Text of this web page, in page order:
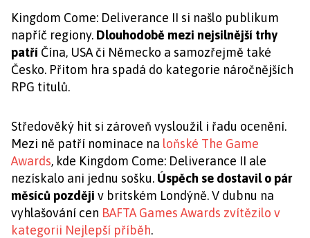
Kingdom Come: Deliverance II si našlo publikum
napříč regiony. Dlouhodobě mezi nejsilnější trhy
patří Čína, USA či Německo a samozřejmě také
Česko. Přitom hra spadá do kategorie náročnějších
RPG titulů.
Středověký hit si zároveň vysloužil i řadu ocenění.
Mezi ně patří nominace na loňské The Game
Awards, kde Kingdom Come: Deliverance II ale
nezískalo ani jednu sošku. Úspěch se dostavil o pár
měsíců později v britském Londýně. V dubnu na
vyhlašování cen BAFTA Games Awards zvítězilo v
kategorii Nejlepší příběh.